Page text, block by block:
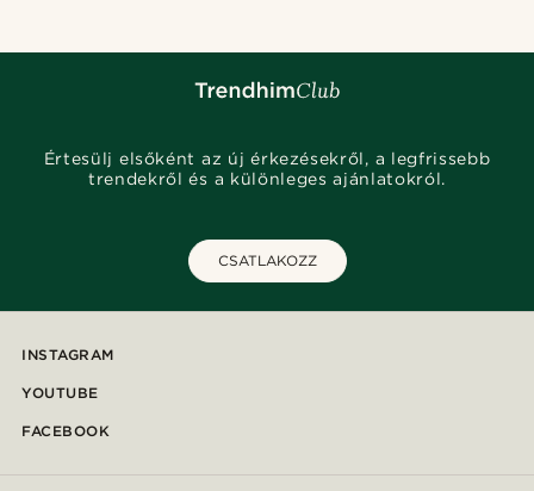
Értesülj elsőként az új érkezésekről, a legfrissebb
trendekről és a különleges ajánlatokról.
CSATLAKOZZ
INSTAGRAM
YOUTUBE
FACEBOOK